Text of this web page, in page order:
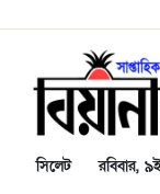
সিলেট রবিবার,